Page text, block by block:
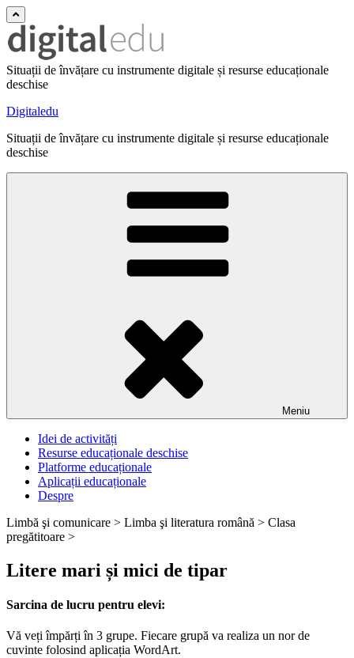
Situații de învățare cu instrumente digitale și resurse educaționale
deschise
Digitaledu
Situații de învățare cu instrumente digitale și resurse educaționale
deschise
Meniu
Idei de activități
Resurse educaționale deschise
Platforme educaționale
Aplicații educaționale
Despre
Limbă şi comunicare > Limba şi literatura română > Clasa
pregătitoare >
Litere mari și mici de tipar
Sarcina de lucru pentru elevi:
Vă veți împărți în 3 grupe. Fiecare grupă va realiza un nor de
cuvinte folosind aplicația WordArt.